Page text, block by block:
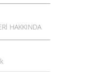
HAKKINDA